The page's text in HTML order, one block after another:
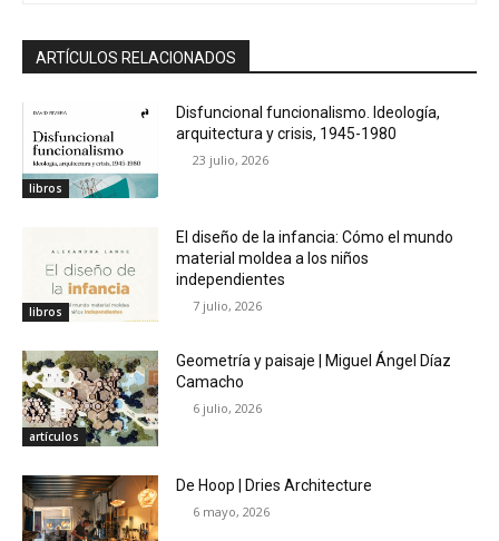
ARTÍCULOS RELACIONADOS
libros
Disfuncional funcionalismo. Ideología,
arquitectura y crisis, 1945-1980
23 julio, 2026
libros
El diseño de la infancia: Cómo el mundo
material moldea a los niños
independientes
7 julio, 2026
artículos
Geometría y paisaje | Miguel Ángel Díaz
Camacho
6 julio, 2026
De Hoop | Dries Architecture
6 mayo, 2026